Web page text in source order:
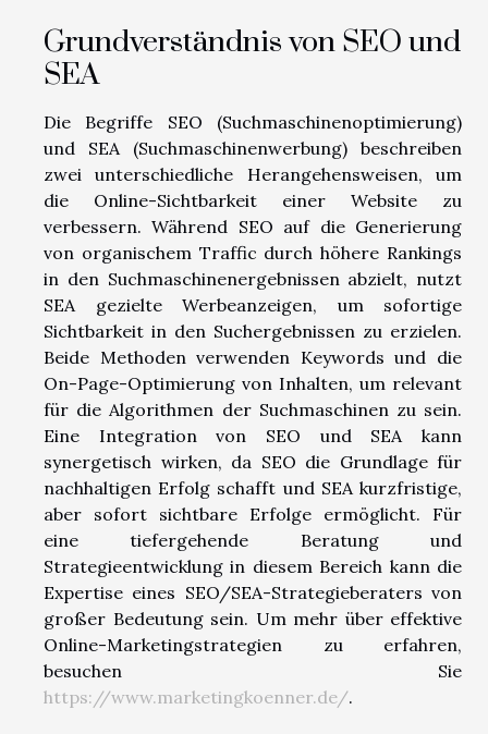
Grundverständnis von SEO und
SEA
Die Begriffe SEO (Suchmaschinenoptimierung)
und SEA (Suchmaschinenwerbung) beschreiben
zwei unterschiedliche Herangehensweisen, um
die Online-Sichtbarkeit einer Website zu
verbessern. Während SEO auf die Generierung
von organischem Traffic durch höhere Rankings
in den Suchmaschinenergebnissen abzielt, nutzt
SEA gezielte Werbeanzeigen, um sofortige
Sichtbarkeit in den Suchergebnissen zu erzielen.
Beide Methoden verwenden Keywords und die
On-Page-Optimierung von Inhalten, um relevant
für die Algorithmen der Suchmaschinen zu sein.
Eine Integration von SEO und SEA kann
synergetisch wirken, da SEO die Grundlage für
nachhaltigen Erfolg schafft und SEA kurzfristige,
aber sofort sichtbare Erfolge ermöglicht. Für
eine tiefergehende Beratung und
Strategieentwicklung in diesem Bereich kann die
Expertise eines SEO/SEA-Strategieberaters von
großer Bedeutung sein. Um mehr über effektive
Online-Marketingstrategien zu erfahren,
besuchen Sie
https://www.marketingkoenner.de/.